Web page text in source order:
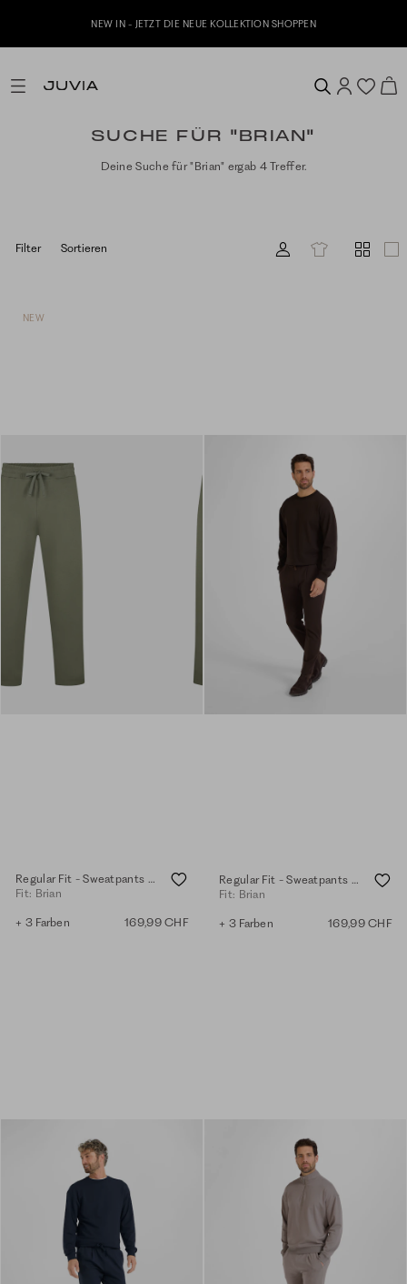
NEW IN - JETZT DIE NEUE KOLLEKTION SHOPPEN
SUCHE FÜR "BRIAN"
Deine Suche für "Brian" ergab 4 Treffer.
Filter Sortieren
NEW
Regular Fit - Sweatpants - thyme
Fit: Brian
+ 3 Farben 169,99 CHF
Regular Fit - Sweatpants - bitter chocolate
Fit: Brian
+ 3 Farben 169,99 CHF